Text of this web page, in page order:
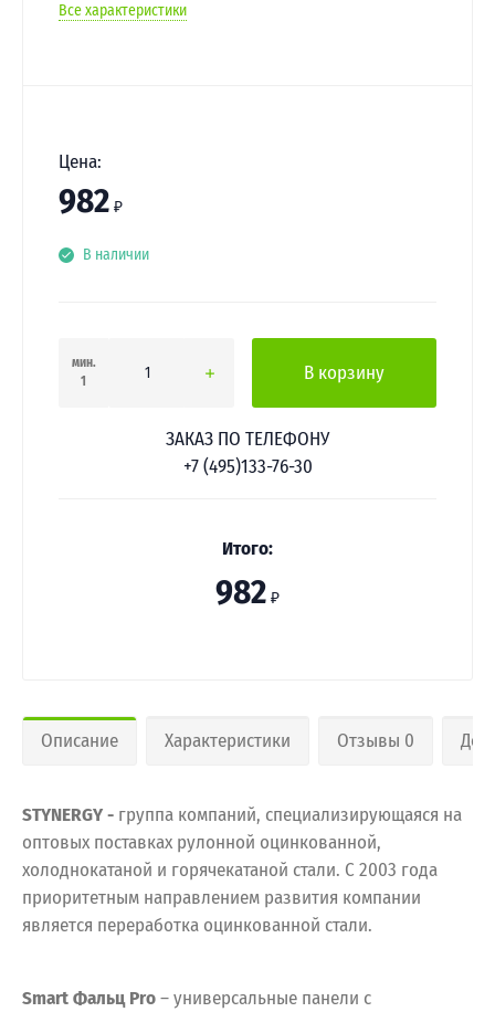
Все характеристики
Цена:
982 ₽
В наличии
мин.
1
В корзину
ЗАКАЗ ПО ТЕЛЕФОНУ
+7 (495)133-76-30
Итого:
982 ₽
Описание Характеристики Отзывы 0
STYNERGY - группа компаний, специализирующаяся на
оптовых поставках рулонной оцинкованной,
холоднокатаной и горячекатаной стали. С 2003 года
приоритетным направлением развития компании
является переработка оцинкованной стали.
Smart Фальц Pro– универсальные панели с